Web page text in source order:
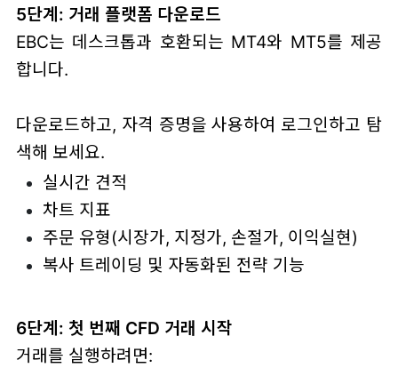
5단계: 거래 플랫폼 다운로드
EBC는 데스크톱과 호환되는 MT4와 MT5를 제공
합니다.
다운로드하고, 자격 증명을 사용하여 로그인하고 탐
색해 보세요.
실시간 견적
차트 지표
주문 유형(시장가, 지정가, 손절가, 이익실현)
복사 트레이딩 및 자동화된 전략 기능
6단계: 첫 번째 CFD 거래 시작
거래를 실행하려면: